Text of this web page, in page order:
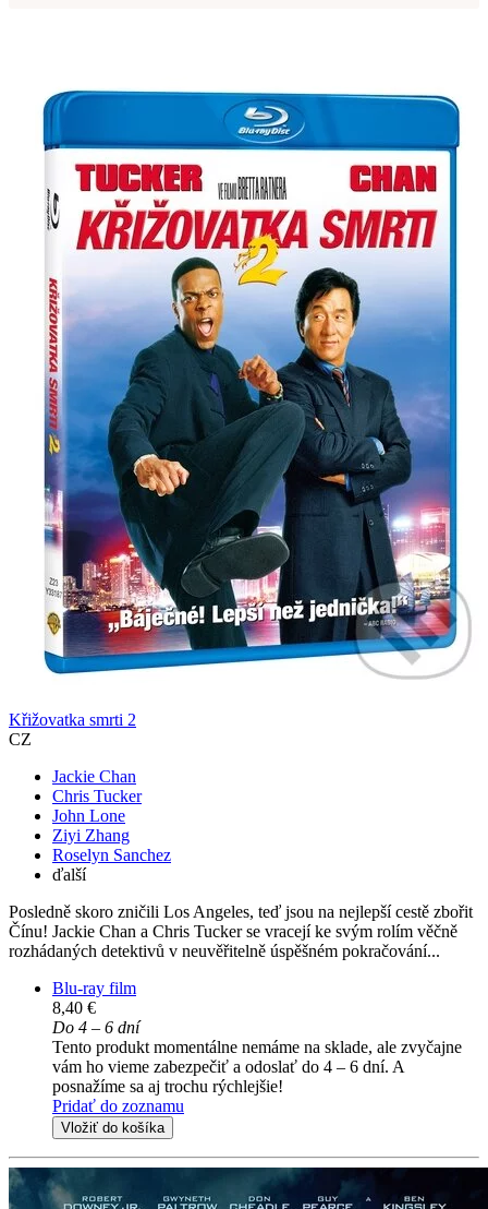
Křižovatka smrti 2
CZ
Jackie Chan
Chris Tucker
John Lone
Ziyi Zhang
Roselyn Sanchez
ďalší
Posledně skoro zničili Los Angeles, teď jsou na nejlepší cestě zbořit
Čínu! Jackie Chan a Chris Tucker se vracejí ke svým rolím věčně
rozhádaných detektivů v neuvěřitelně úspěšném pokračování...
Blu-ray film
8,40 €
Do 4 – 6 dní
Tento produkt momentálne nemáme na sklade, ale zvyčajne
vám ho vieme zabezpečiť a odoslať do 4 – 6 dní. A
posnažíme sa aj trochu rýchlejšie!
Pridať do zoznamu
Vložiť do košíka